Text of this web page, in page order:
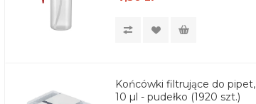
Końcówki filtrujące do pipet,
10 µl - pudełko (1920 szt.)